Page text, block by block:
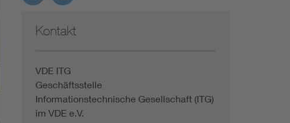
Kontakt
VDE ITG
Geschäftsstelle
Informationstechnische Gesellschaft (ITG)
im VDE e.V.